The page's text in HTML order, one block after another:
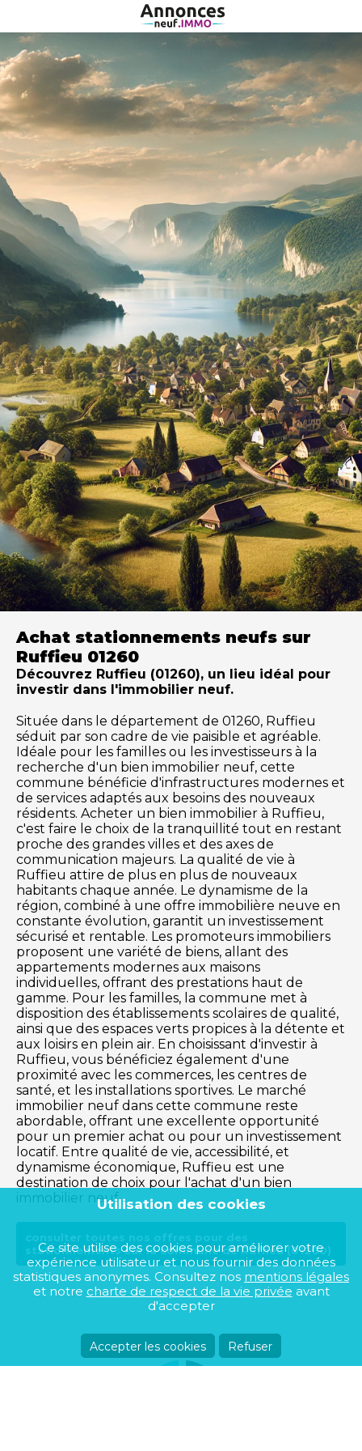
Achat stationnements neufs sur
Ruffieu 01260
Découvrez Ruffieu (01260), un lieu idéal pour
investir dans l'immobilier neuf.
Située dans le département de 01260, Ruffieu
séduit par son cadre de vie paisible et agréable.
Idéale pour les familles ou les investisseurs à la
recherche d'un bien immobilier neuf, cette
commune bénéficie d'infrastructures modernes et
de services adaptés aux besoins des nouveaux
résidents. Acheter un bien immobilier à Ruffieu,
c'est faire le choix de la tranquillité tout en restant
proche des grandes villes et des axes de
communication majeurs. La qualité de vie à
Ruffieu attire de plus en plus de nouveaux
habitants chaque année. Le dynamisme de la
région, combiné à une offre immobilière neuve en
constante évolution, garantit un investissement
sécurisé et rentable. Les promoteurs immobiliers
proposent une variété de biens, allant des
appartements modernes aux maisons
individuelles, offrant des prestations haut de
gamme. Pour les familles, la commune met à
disposition des établissements scolaires de qualité,
ainsi que des espaces verts propices à la détente et
aux loisirs en plein air. En choisissant d'investir à
Ruffieu, vous bénéficiez également d'une
proximité avec les commerces, les centres de
santé, et les installations sportives. Le marché
immobilier neuf dans cette commune reste
abordable, offrant une excellente opportunité
pour un premier achat ou pour un investissement
locatif. Entre qualité de vie, accessibilité, et
dynamisme économique, Ruffieu est une
destination de choix pour l'achat d'un bien
immobilier neuf.
consulter toutes nos offres pour des
stationnements sur la commune de Ruffieu (01260)
Utilisation des cookies
Ce site utilise des cookies pour améliorer votre
expérience utilisateur et nous fournir des données
statistiques anonymes. Consultez nos mentions légales
et notre charte de respect de la vie privée avant
d'accepter
Accepter les cookies Refuser